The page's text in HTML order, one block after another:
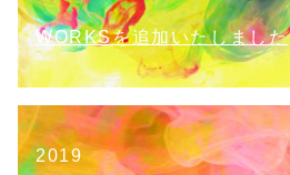
WORKSを追加いたしました
2019